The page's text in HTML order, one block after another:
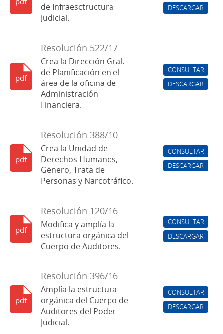
DESCARGAR
de Infraesctructura
Judicial.
CONSULTAR
DESCARGAR
Resolución 522/17
Crea la Dirección Gral.
de Planificación en el
área de la oficina de
Administración
Financiera.
pdf
CONSULTAR
DESCARGAR
Resolución 388/10
Crea la Unidad de
Derechos Humanos,
Género, Trata de
Personas y Narcotráfico.
pdf
CONSULTAR
DESCARGAR
Resolución 120/16
Modifica y amplía la
estructura orgánica del
Cuerpo de Auditores.
pdf
CONSULTAR
DESCARGAR
Resolución 396/16
Amplía la estructura
orgánica del Cuerpo de
Auditores del Poder
Judicial.
pdf